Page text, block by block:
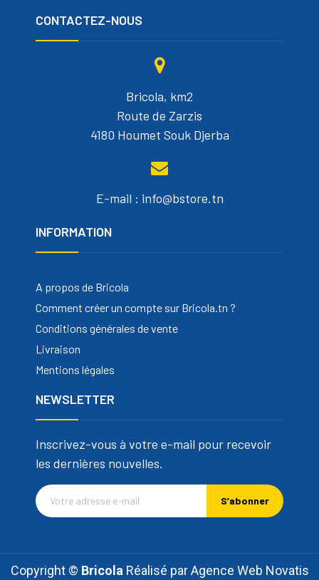
CONTACTEZ-NOUS
Bricola, km2
Route de Zarzis
4180 Houmet Souk Djerba
E-mail : info@bstore.tn
INFORMATION
A propos de Bricola
Comment créer un compte sur Bricola.tn ?
Conditions générales de vente
Livraison
Mentions légales
NEWSLETTER
Inscrivez-vous à votre e-mail pour recevoir
les dernières nouvelles.
S’abonner
Copyright © Bricola Réalisé parAgence Web Novatis